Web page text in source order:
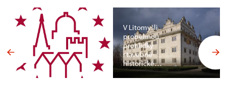
V Litomyšli
proběhnou
prohlídky
stavebně-
historické…